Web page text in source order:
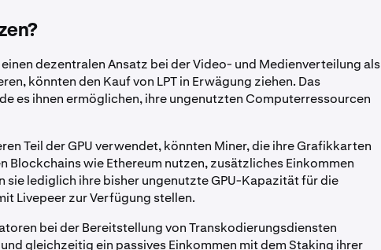
dezentralen Ansatz bei der Video- und Medienverteilung als
könnten den Kauf von LPT in Erwägung ziehen. Das
es ihnen ermöglichen, ihre ungenutzten Computerressourcen
Teil der GPU verwendet, könnten Miner, die ihre Grafikkarten
Blockchains wie Ethereum nutzen, zusätzliches Einkommen
sie lediglich ihre bisher ungenutzte GPU-Kapazität für die
Livepeer zur Verfügung stellen.
bei der Bereitstellung von Transkodierungsdiensten
gleichzeitig ein passives Einkommen mit dem Staking ihrer